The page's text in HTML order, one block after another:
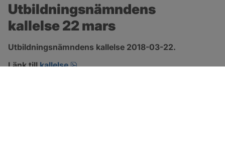
Utbildningsnämndens
kallelse 22 mars
Utbildningsnämndens kallelse 2018-03-22.
Länk till kallelse pdf.